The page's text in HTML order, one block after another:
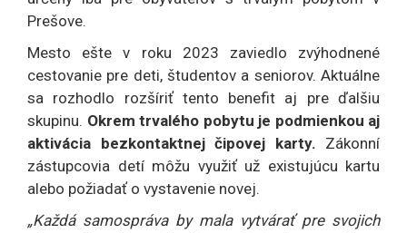
Prešove.
Mesto ešte v roku 2023 zaviedlo zvýhodnené
cestovanie pre deti, študentov a seniorov. Aktuálne
sa rozhodlo rozšíriť tento benefit aj pre ďalšiu
skupinu. Okrem trvalého pobytu je podmienkou aj
aktivácia bezkontaktnej čipovej karty. Zákonní
zástupcovia detí môžu využiť už existujúcu kartu
alebo požiadať o vystavenie novej.
„Každá samospráva by mala vytvárať pre svojich